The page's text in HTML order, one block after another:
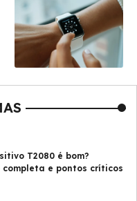
T2080 é bom?
completa e pontos críticos